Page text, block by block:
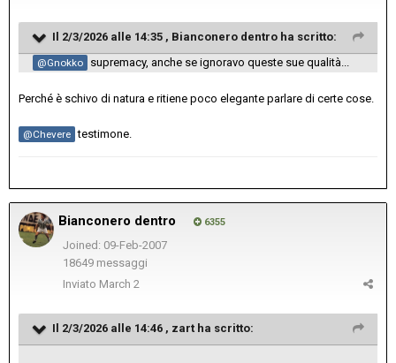
Il 2/3/2026 alle 14:35 , Bianconero dentro ha scritto:
@Gnokko supremacy, anche se ignoravo queste sue qualità...
Perché è schivo di natura e ritiene poco elegante parlare di certe cose.
@Chevere testimone.
Bianconero dentro 6355
Joined: 09-Feb-2007
18649 messaggi
Inviato March 2
Il 2/3/2026 alle 14:46 , zart ha scritto: